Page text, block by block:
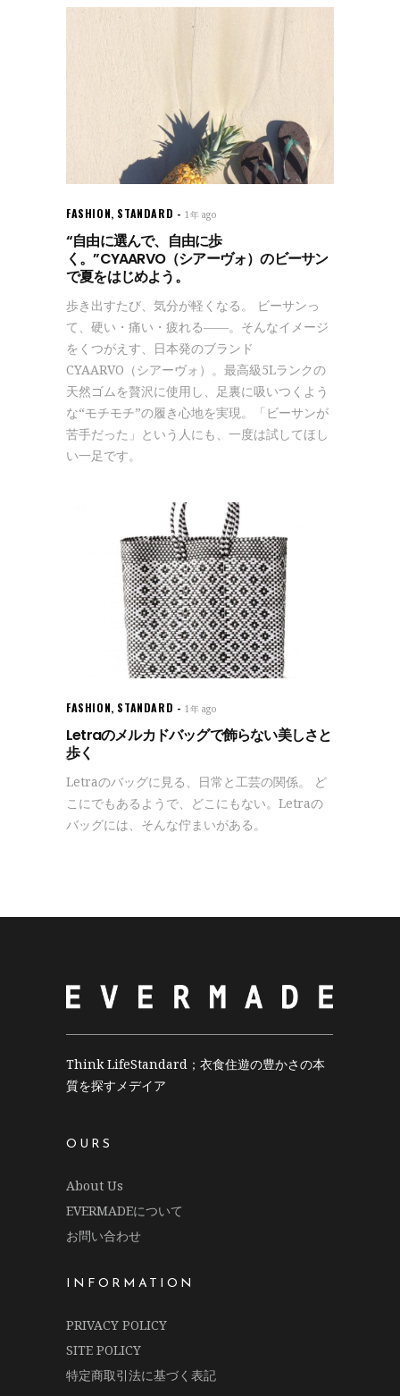
FASHION, STANDARD 1年 ago
“自由に選んで、自由に歩
く。”CYAARVO（シアーヴォ）のビーサン
で夏をはじめよう。
歩き出すたび、気分が軽くなる。 ビーサンっ
て、硬い・痛い・疲れる――。そんなイメージ
をくつがえす、日本発のブランド
CYAARVO（シアーヴォ）。最高級5Lランクの
天然ゴムを贅沢に使用し、足裏に吸いつくよう
な“モチモチ”の履き心地を実現。「ビーサンが
苦手だった」という人にも、一度は試してほし
い一足です。
FASHION, STANDARD 1年 ago
Letraのメルカドバッグで飾らない美しさと
歩く
Letraのバッグに見る、日常と工芸の関係。 ど
こにでもあるようで、どこにもない。Letraの
バッグには、そんな佇まいがある。
Think LifeStandard；衣食住遊の豊かさの本
質を探すメデイア
OURS
About Us
EVERMADEについて
お問い合わせ
INFORMATION
PRIVACY POLICY
SITE POLICY
特定商取引法に基づく表記